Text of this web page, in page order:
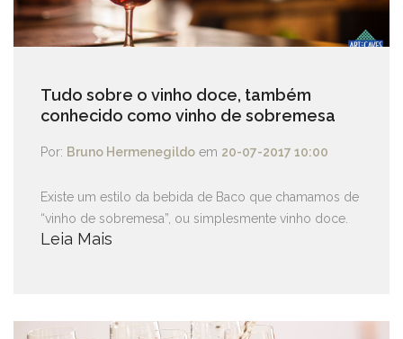
Tudo sobre o vinho doce, também
conhecido como vinho de sobremesa
Por: Bruno Hermenegildo em 20-07-2017 10:00
Existe um estilo da bebida de Baco que chamamos de
“vinho de sobremesa”, ou simplesmente vinho doce.
Leia Mais